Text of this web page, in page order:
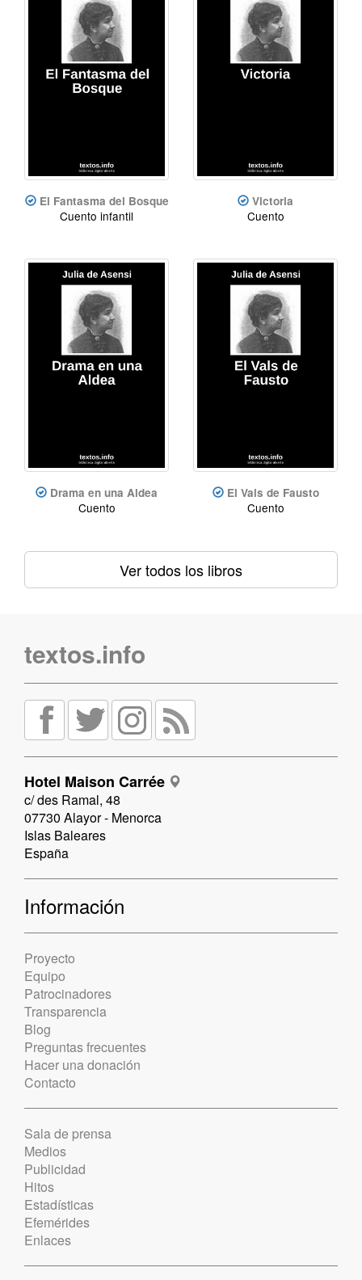
El Fantasma del Bosque
Cuento infantil
Victoria
Cuento
Drama en una Aldea
Cuento
El Vals de Fausto
Cuento
Ver todos los libros
textos.info
Hotel Maison Carrée
c/ des Ramal, 48
07730 Alayor - Menorca
Islas Baleares
España
Información
Proyecto
Equipo
Patrocinadores
Transparencia
Blog
Preguntas frecuentes
Hacer una donación
Contacto
Sala de prensa
Medios
Publicidad
Hitos
Estadísticas
Efemérides
Enlaces